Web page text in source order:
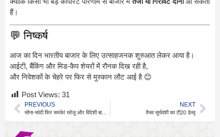
हैं।
💬 निष्कर्ष
आज का दिन भारतीय बाजार के लिए उत्साहजनक शुरुआत लेकर आया है।
आईटी, बैंकिंग और मिड-कैप शेयरों में रौनक दिख रही है,
और निवेशकों के चेहरे पर फिर से मुस्कान लौट आई है 😊
Post Views: 31
PREVIOUS
सोना-चांदी फिर चमके! घरेलू और विदेशी बाजार में दिखी तेज़ी 💰
NEXT
वैभव सूर्यवंशी का टी20 डेब्यू